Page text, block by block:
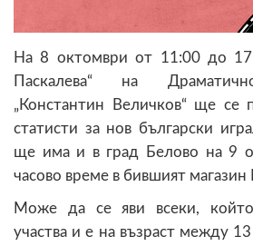
На 8 октомври от 11:00 до
Паскалева“ на
„Константин Величков“ ще се
статисти за нов български
ще има и в град Белово на 9
часово време в бившият
Може да се яви всеки,
участва и е на възраст между